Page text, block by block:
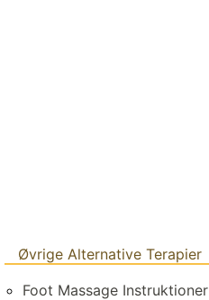
Øvrige Alternative Terapier
Foot Massage Instruktioner